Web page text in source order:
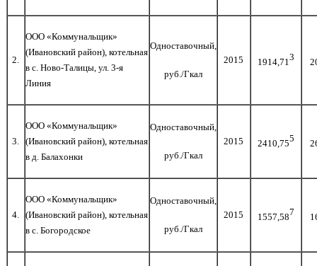
2.
ООО «Коммунальщик»
(Ивановский район), котельная
в с. Ново-Талицы, ул. 3-я
Линия
Одноставочный,
руб./Гкал
2015 1914,71 3
3.
ООО «Коммунальщик»
(Ивановский район), котельная
в д. Балахонки
Одноставочный,
руб./Гкал
2015 2410,755
4.
ООО «Коммунальщик»
(Ивановский район), котельная
в с. Богородское
Одноставочный,
руб./Гкал
2015 1557,587